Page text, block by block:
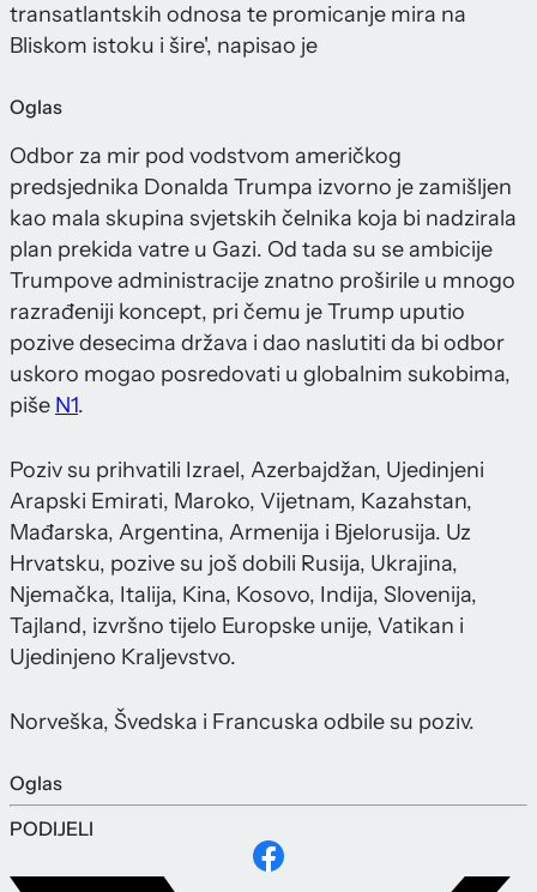
transatlantskih odnosa te promicanje mira na
Bliskom istoku i šire', napisao je
Oglas
Odbor za mir pod vodstvom američkog
predsjednika Donalda Trumpa izvorno je zamišljen
kao mala skupina svjetskih čelnika koja bi nadzirala
plan prekida vatre u Gazi. Od tada su se ambicije
Trumpove administracije znatno proširile u mnogo
razrađeniji koncept, pri čemu je Trump uputio
pozive desecima država i dao naslutiti da bi odbor
uskoro mogao posredovati u globalnim sukobima,
piše N1.
Poziv su prihvatili Izrael, Azerbajdžan, Ujedinjeni
Arapski Emirati, Maroko, Vijetnam, Kazahstan,
Mađarska, Argentina, Armenija i Bjelorusija. Uz
Hrvatsku, pozive su još dobili Rusija, Ukrajina,
Njemačka, Italija, Kina, Kosovo, Indija, Slovenija,
Tajland, izvršno tijelo Europske unije, Vatikan i
Ujedinjeno Kraljevstvo.
Norveška, Švedska i Francuska odbile su poziv.
Oglas
PODIJELI